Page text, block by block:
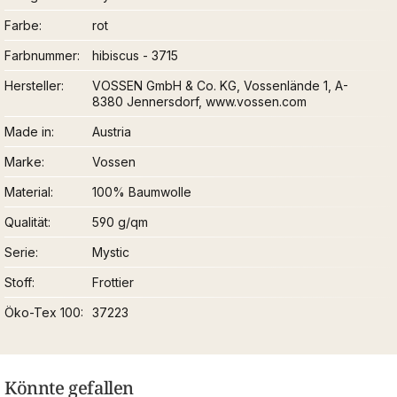
Farbe
rot
Farbnummer
hibiscus - 3715
Hersteller
VOSSEN GmbH & Co. KG, Vossenlände 1, A-
8380 Jennersdorf, www.vossen.com
Made in
Austria
Marke
Vossen
Material
100% Baumwolle
Qualität
590 g/qm
Serie
Mystic
Stoff
Frottier
Öko-Tex 100
37223
Könnte gefallen